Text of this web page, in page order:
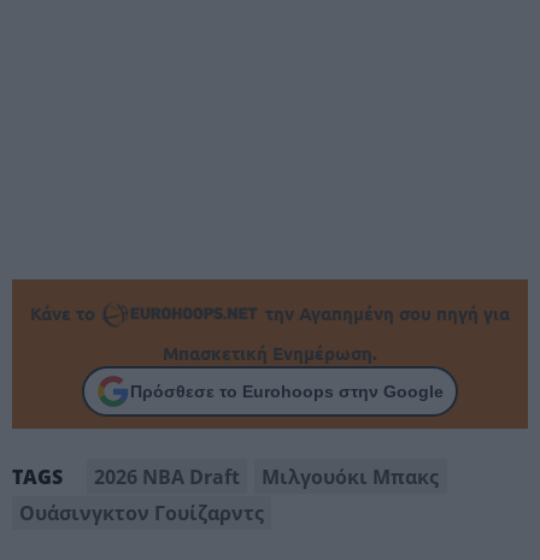
Κάνε το
την Αγαπημένη σου πηγή για
Μπασκετική Ενημέρωση.
Πρόσθεσε το Eurohoops στην Google
TAGS 2026 NBA Draft
Μιλγουόκι Μπακς
Ουάσινγκτον Γουίζαρντς